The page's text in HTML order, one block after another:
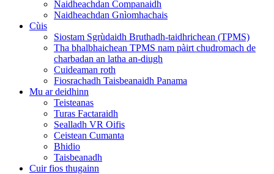
Naidheachdan Companaidh
Naidheachdan Gnìomhachais
Cùis
Siostam Sgrùdaidh Bruthadh-taidhrichean (TPMS)
Tha bhalbhaichean TPMS nam pàirt chudromach de
charbadan an latha an-diugh
Cuideaman roth
Fiosrachadh Taisbeanaidh Panama
Mu ar deidhinn
Teisteanas
Turas Factaraidh
Sealladh VR Oifis
Ceistean Cumanta
Bhidio
Taisbeanadh
Cuir fios thugainn